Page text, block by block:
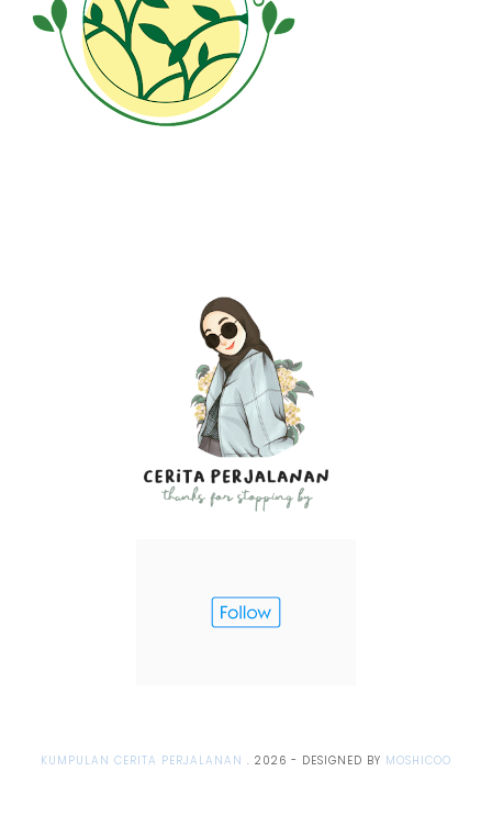
KUMPULAN CERITA PERJALANAN . 2026 - DESIGNED BY MOSHICOO